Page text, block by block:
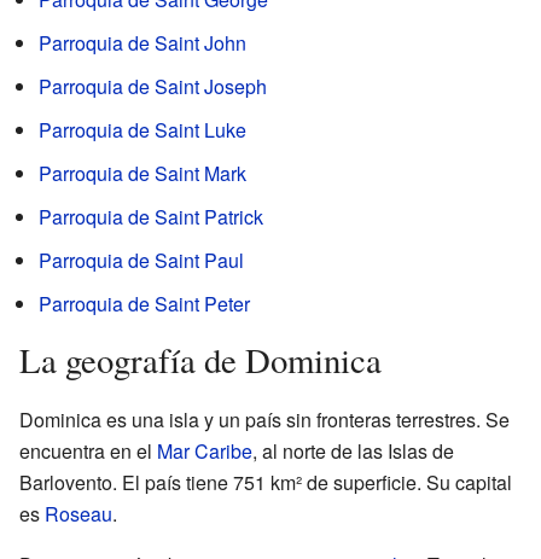
Parroquia de Saint John
Parroquia de Saint Joseph
Parroquia de Saint Luke
Parroquia de Saint Mark
Parroquia de Saint Patrick
Parroquia de Saint Paul
Parroquia de Saint Peter
La geografía de Dominica
Dominica es una isla y un país sin fronteras terrestres. Se
encuentra en el Mar Caribe, al norte de las Islas de
Barlovento. El país tiene 751 km² de superficie. Su capital
es Roseau.